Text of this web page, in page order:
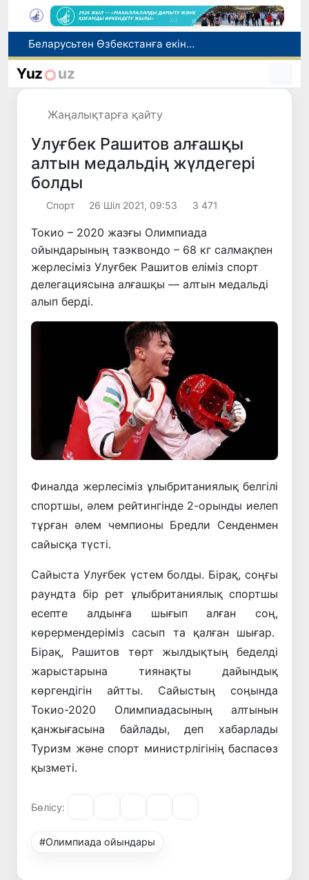
Адам саудасынан зардап шеккен азаматтар әлеуметтік қызметтермен қамтылады
Тарихи күн: Өзбекстанның «Самарқант-2028» жасанды серігі орбитаға сәтті шығарылды
Yuz uz
Жаңалықтарға қайту
Улуғбек Рашитов алғашқы
алтын медальдің жүлдегері
болды
Спорт 26 Шіл 2021, 09:53 3 471
Токио – 2020 жазғы Олимпиада
ойындарының таэквондо – 68 кг салмақпен
жерлесіміз Улуғбек Рашитов еліміз спорт
делегациясына алғашқы — алтын медальді
алып берді.
Финалда жерлесіміз ұлыбританиялық белгілі
спортшы, әлем рейтингінде 2-орынды иелеп
тұрған әлем чемпионы Бредли Сенденмен
сайысқа түсті.
Сайыста Улуғбек үстем болды. Бірақ, соңғы
раундта бір рет ұлыбританиялық спортшы
есепте алдынға шығып алған соң,
көрермендеріміз сасып та қалған шығар.
Бірақ, Рашитов төрт жылдықтың беделді
жарыстарына тиянақты дайындық
көргендігін айтты. Сайыстың соңында
Токио-2020 Олимпиадасының алтынын
қанжығасына байлады, деп хабарлады
Туризм және спорт министрлігінің баспасөз
қызметі.
Бөлісу:
#Олимпиада ойындары